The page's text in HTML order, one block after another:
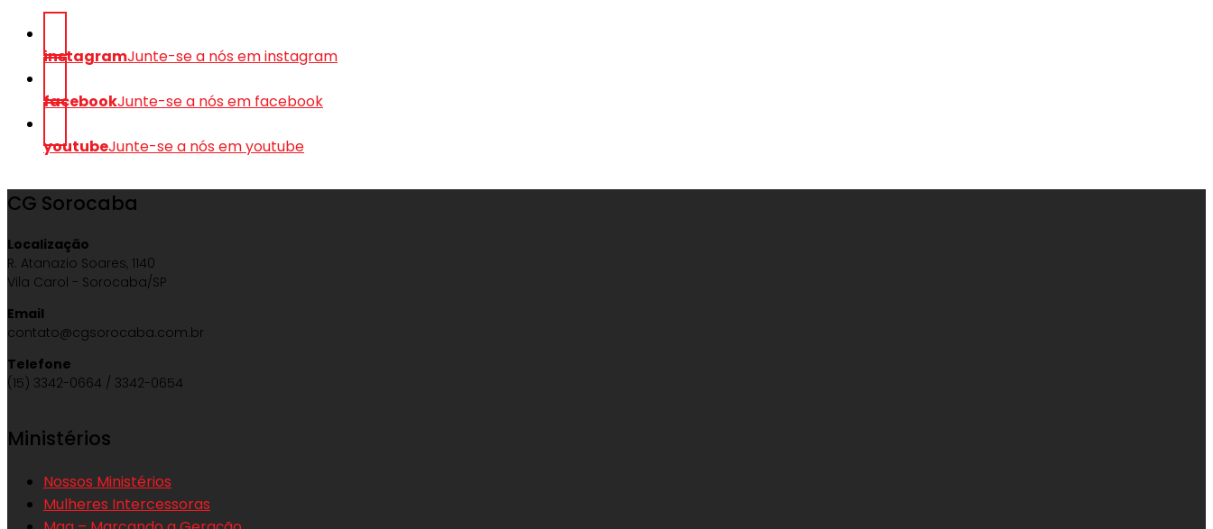
instagramJunte-se a nós em instagram
facebookJunte-se a nós em facebook
youtubeJunte-se a nós em youtube
CG Sorocaba
Localização
R. Atanazio Soares, 1140
Vila Carol - Sorocaba/SP
Email
contato@cgsorocaba.com.br
Telefone
(15) 3342-0664 / 3342-0654
Ministérios
Nossos Ministérios
Mulheres Intercessoras